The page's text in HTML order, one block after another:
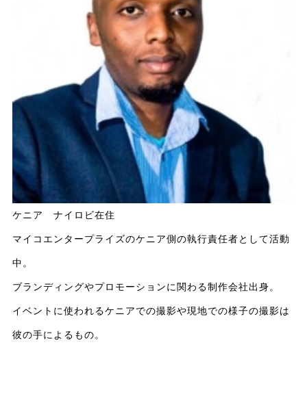
ケニア ナイロビ在住
マイコエンタープライズのケニア側の執行責任者として活動
中。
ブランディングやプロモーションに関わる制作会社出身。
イベントに使われるケニアでの撮影や現地での様子の撮影は
彼の手によるもの。